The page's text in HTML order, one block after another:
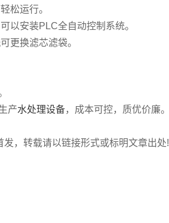
松运行。
安装PLC全自动控制系统。
更换滤芯滤袋。
产水处理设备，成本可控，质优价廉。
，转载请以链接形式或标明文章出处!